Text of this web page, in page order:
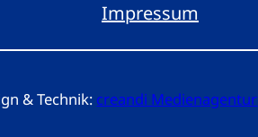
Impressum
& Technik: creandi Medienagentur